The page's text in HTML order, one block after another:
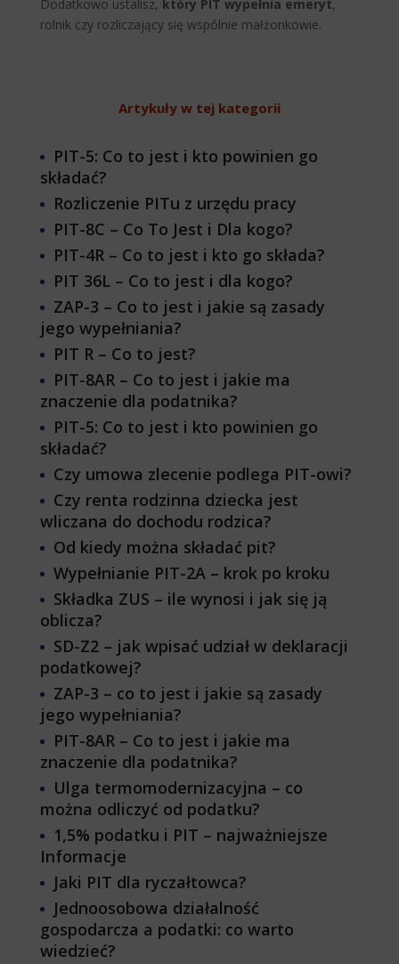
Dodatkowo ustalisz, który PIT wypełnia emeryt,
rolnik czy rozliczający się wspólnie małżonkowie.
Artykuły w tej kategorii
PIT-5: Co to jest i kto powinien go
składać?
Rozliczenie PITu z urzędu pracy
PIT-8C – Co To Jest i Dla kogo?
PIT-4R – Co to jest i kto go składa?
PIT 36L – Co to jest i dla kogo?
ZAP-3 – Co to jest i jakie są zasady
jego wypełniania?
PIT R – Co to jest?
PIT-8AR – Co to jest i jakie ma
znaczenie dla podatnika?
PIT-5: Co to jest i kto powinien go
składać?
Czy umowa zlecenie podlega PIT-owi?
Czy renta rodzinna dziecka jest
wliczana do dochodu rodzica?
Od kiedy można składać pit?
Wypełnianie PIT-2A – krok po kroku
Składka ZUS – ile wynosi i jak się ją
oblicza?
SD-Z2 – jak wpisać udział w deklaracji
podatkowej?
ZAP-3 – co to jest i jakie są zasady
jego wypełniania?
PIT-8AR – Co to jest i jakie ma
znaczenie dla podatnika?
Ulga termomodernizacyjna – co
można odliczyć od podatku?
1,5% podatku i PIT – najważniejsze
Informacje
Jaki PIT dla ryczałtowca?
Jednoosobowa działalność
gospodarcza a podatki: co warto
wiedzieć?